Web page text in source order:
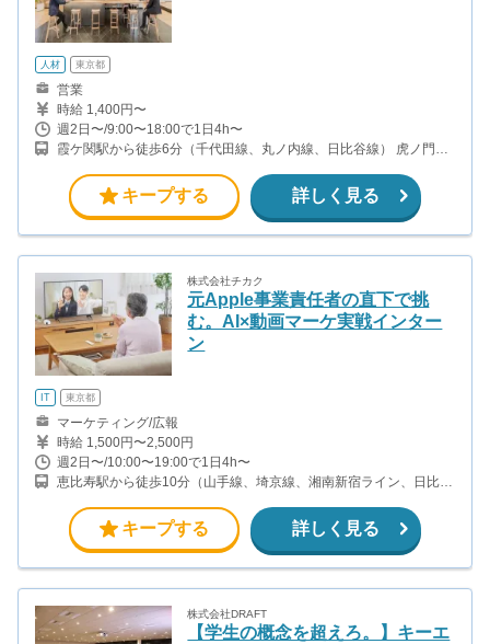
人材 東京都
営業
時給 1,400円〜
週2日〜/9:00〜18:00で1日4h〜
霞ケ関駅から徒歩6分（千代田線、丸ノ内線、日比谷線） 虎ノ門駅
（日比谷線）
キープする 詳しく見る
株式会社チカク
元Apple事業責任者の直下で挑
む。AI×動画マーケ実戦インター
ン
IT 東京都
マーケティング/広報
時給 1,500円〜2,500円
週2日〜/10:00〜19:00で1日4h〜
恵比寿駅から徒歩10分（山手線、埼京線、湘南新宿ライン、日比谷
キープする 詳しく見る
株式会社DRAFT
【学生の概念を超えろ。】キーエ